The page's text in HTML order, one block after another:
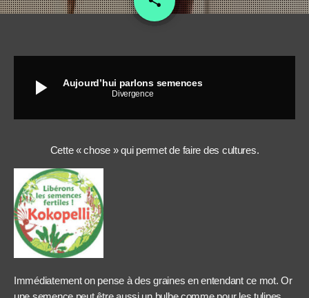
play_arrow Aujourd’hui parlons semences
Divergence
Cette « chose » qui permet de faire des cultures.
Immédiatement on pense à des graines en entendant ce mot. Or